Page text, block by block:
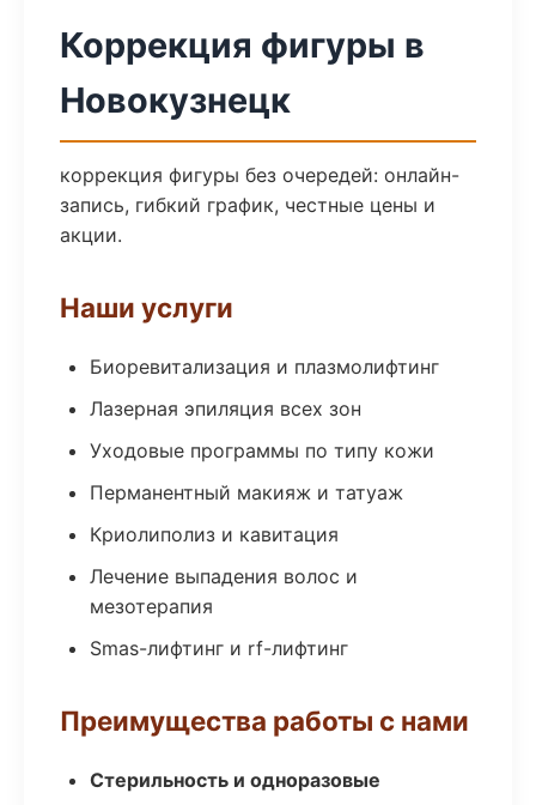
Коррекция фигуры в
Новокузнецк
коррекция фигуры без очередей: онлайн-
запись, гибкий график, честные цены и
акции.
Наши услуги
Биоревитализация и плазмолифтинг
Лазерная эпиляция всех зон
Уходовые программы по типу кожи
Перманентный макияж и татуаж
Криолиполиз и кавитация
Лечение выпадения волос и
мезотерапия
Smas-лифтинг и rf-лифтинг
Преимущества работы с нами
Стерильность и одноразовые